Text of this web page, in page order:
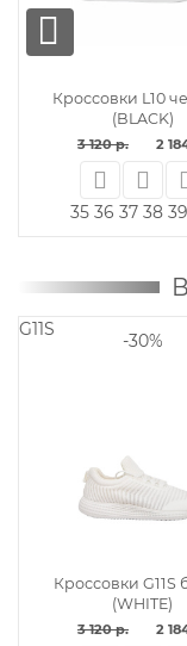
Кроссовки L10
(BLACK)
3 120 р. 2
35 36 37 38 39
G11S
-30%
Кроссовки G11S
(WHITE)
3 120 р. 2